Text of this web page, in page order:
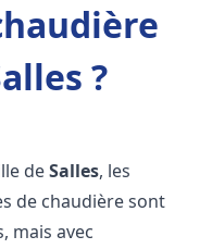
?
deSalles, les
de chaudière sont
mais avec